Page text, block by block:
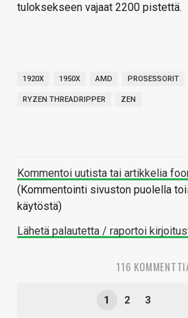
tuloksekseen vajaat 2200 pistettä.
1920X 1950X AMD PROSESSORIT
RYZEN THREADRIPPER ZEN
Kommentoi uutista tai artikkelia
(Kommentointi sivuston puolella
käytöstä)
Lähetä palautetta / raportoi
116
1 2 3